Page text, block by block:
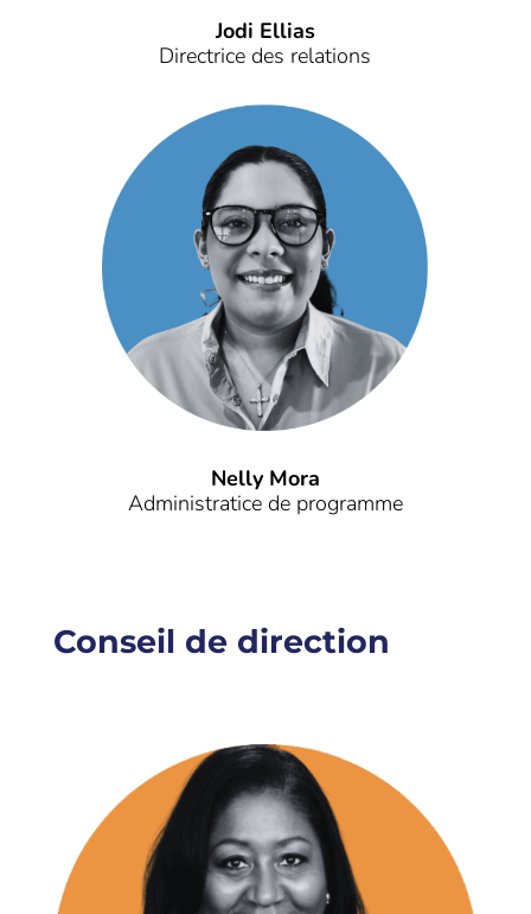
Jodi Ellias
Directrice des relations
Nelly Mora
Administratice de programme
Conseil de direction